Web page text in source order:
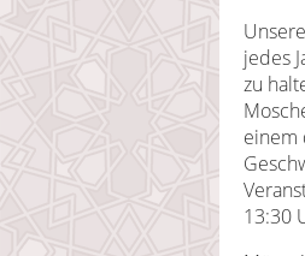
jedes
zu
einem
13:30